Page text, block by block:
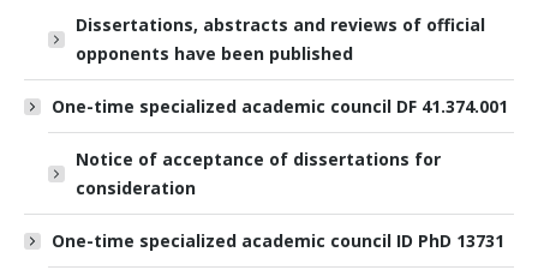
Dissertations, abstracts and reviews of official
opponents have been published
One-time specialized academic council DF 41.374.001
Notice of acceptance of dissertations for
consideration
One-time specialized academic council ID PhD 13731